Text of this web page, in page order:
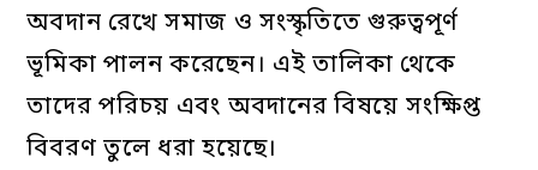
অবদান রেখে সমাজ ও সংস্কৃতিতে গুরুত্বপূর্ণ
ভূমিকা পালন করেছেন। এই তালিকা থেকে
তাদের পরিচয় এবং অবদানের বিষয়ে সংক্ষিপ্ত
বিবরণ তুলে ধরা হয়েছে।